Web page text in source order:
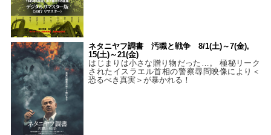
ネタニヤフ調書 汚職と戦争 8/1(土)～7(金),
15(土)～21(金)
はじまりは小さな贈り物だった…。 極秘リーク
されたイスラエル首相の警察尋問映像により＜
恐るべき真実＞が暴かれる！